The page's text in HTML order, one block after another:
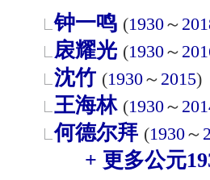
钟一鸣 (1930～
扆耀光 (1930～
沈竹 (1930～ 2015)
王海林 (1930～
何德尔拜 (1930～
+ 更多公元